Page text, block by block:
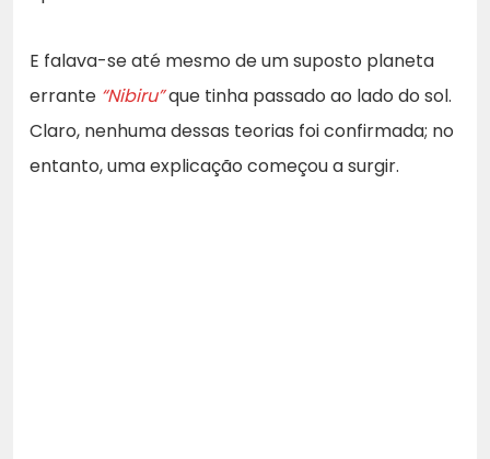
E falava-se até mesmo de um suposto planeta
errante “Nibiru”que tinha passado ao lado do sol.
Claro, nenhuma dessas teorias foi confirmada; no
entanto, uma explicação começou a surgir.